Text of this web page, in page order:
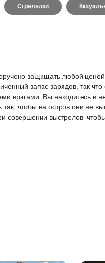
Стрелялки
защищать любой
запас зарядов, так
врагами. Вы находитесь
чтобы на остров они не
совершении выстрелов,